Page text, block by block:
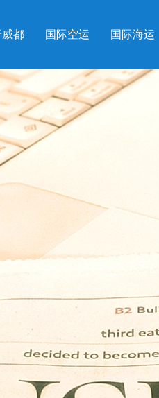
威都 国际空运 国际海运